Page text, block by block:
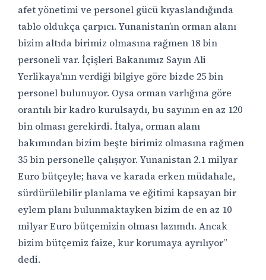
afet yönetimi ve personel gücü kıyaslandığında
tablo oldukça çarpıcı. Yunanistan’ın orman alanı
bizim altıda birimiz olmasına rağmen 18 bin
personeli var. İçişleri Bakanımız Sayın Ali
Yerlikaya’nın verdiği bilgiye göre bizde 25 bin
personel bulunuyor. Oysa orman varlığına göre
orantılı bir kadro kurulsaydı, bu sayının en az 120
bin olması gerekirdi. İtalya, orman alanı
bakımından bizim beşte birimiz olmasına rağmen
35 bin personelle çalışıyor. Yunanistan 2.1 milyar
Euro bütçeyle; hava ve karada erken müdahale,
sürdürülebilir planlama ve eğitimi kapsayan bir
eylem planı bulunmaktayken bizim de en az 10
milyar Euro bütçemizin olması lazımdı. Ancak
bizim bütçemiz faize, kur korumaya ayrılıyor”
dedi.